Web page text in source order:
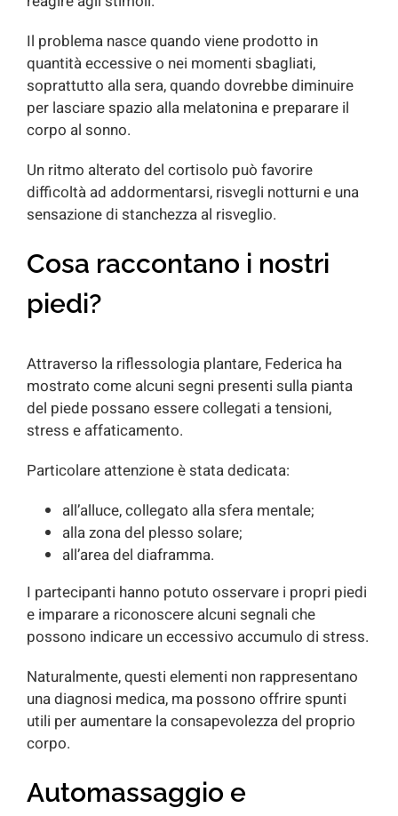
Il problema nasce quando viene prodotto in
quantità eccessive o nei momenti sbagliati,
soprattutto alla sera, quando dovrebbe diminuire
per lasciare spazio alla melatonina e preparare il
corpo al sonno.
Un ritmo alterato del cortisolo può favorire
difficoltà ad addormentarsi, risvegli notturni e una
sensazione di stanchezza al risveglio.
Cosa raccontano i nostri
piedi?
Attraverso la riflessologia plantare, Federica ha
mostrato come alcuni segni presenti sulla pianta
del piede possano essere collegati a tensioni,
stress e affaticamento.
Particolare attenzione è stata dedicata:
all’alluce, collegato alla sfera mentale;
alla zona del plesso solare;
all’area del diaframma.
I partecipanti hanno potuto osservare i propri piedi
e imparare a riconoscere alcuni segnali che
possono indicare un eccessivo accumulo di stress.
Naturalmente, questi elementi non rappresentano
una diagnosi medica, ma possono offrire spunti
utili per aumentare la consapevolezza del proprio
corpo.
Automassaggio e